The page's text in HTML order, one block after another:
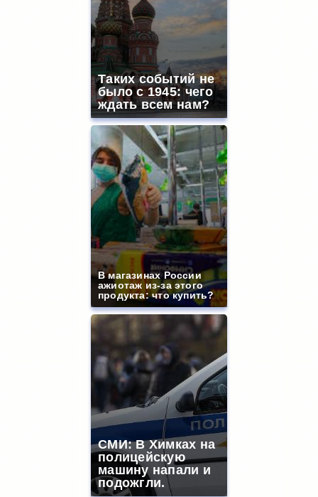
Таких событий не
было с 1945: чего
ждать всем нам?
В магазинах России
ажиотаж из-за этого
продукта: что купить?
СМИ: В Химках на
полицейскую
машину напали и
подожгли.